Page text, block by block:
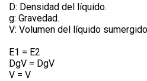
D: Densidad del líquido.
g: Gravedad.
V: Volumen del líquido
E1 = E2
DgV = DgV
V = V